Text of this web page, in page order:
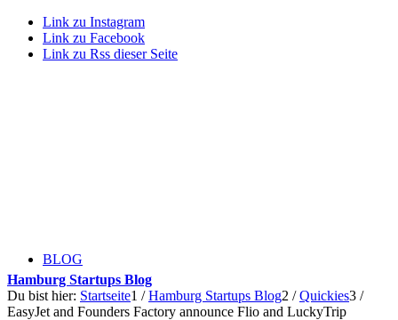
Link zu Instagram
Link zu Facebook
Link zu Rss dieser Seite
BLOG
Hamburg Startups Blog
Du bist hier: Startseite1 / Hamburg Startups Blog2 / Quickies3 /
EasyJet and Founders Factory announce Flio and LuckyTrip